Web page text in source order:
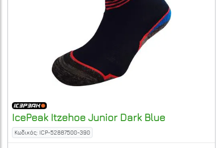
IcePeak Itzehoe Junior Dark Blue
Κωδικός: ICP-52887500-390